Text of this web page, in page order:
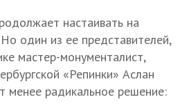
настаивать на
один из ее представителей,
мастер-монументалист,
«Репинки» Аслан
менее радикальное решение: